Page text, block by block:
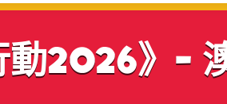
動2026》-